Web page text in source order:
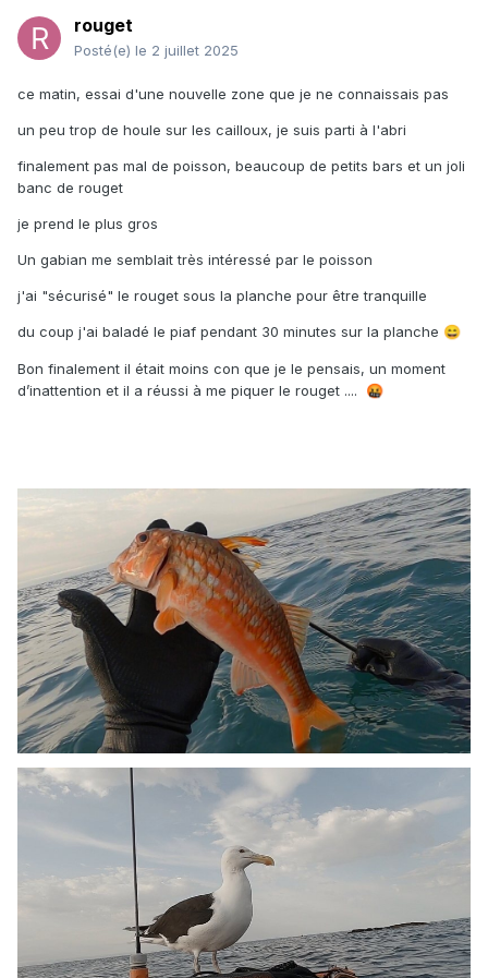
rouget
Posté(e) le 2 juillet 2025
ce matin, essai d'une nouvelle zone que je ne connaissais pas
un peu trop de houle sur les cailloux, je suis parti à l'abri
finalement pas mal de poisson, beaucoup de petits bars et un joli
banc de rouget
je prend le plus gros
Un gabian me semblait très intéressé par le poisson
j'ai "sécurisé" le rouget sous la planche pour être tranquille
du coup j'ai baladé le piaf pendant 30 minutes sur la planche 😄
Bon finalement il était moins con que je le pensais, un moment
d’inattention et il a réussi à me piquer le rouget .... 🤬